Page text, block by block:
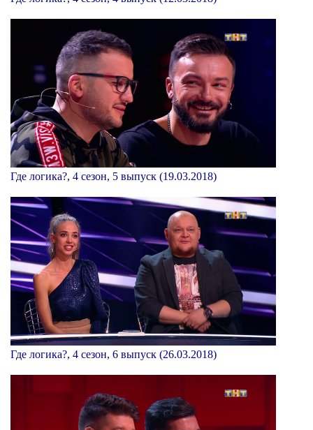
Где логика?, 4 сезон, 5 выпуск (19.03.2018)
Где логика?, 4 сезон, 6 выпуск (26.03.2018)